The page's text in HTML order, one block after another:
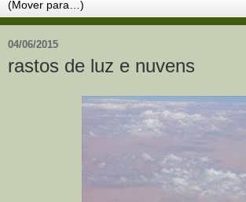
04/06/2015
rastos de luz e nuvens